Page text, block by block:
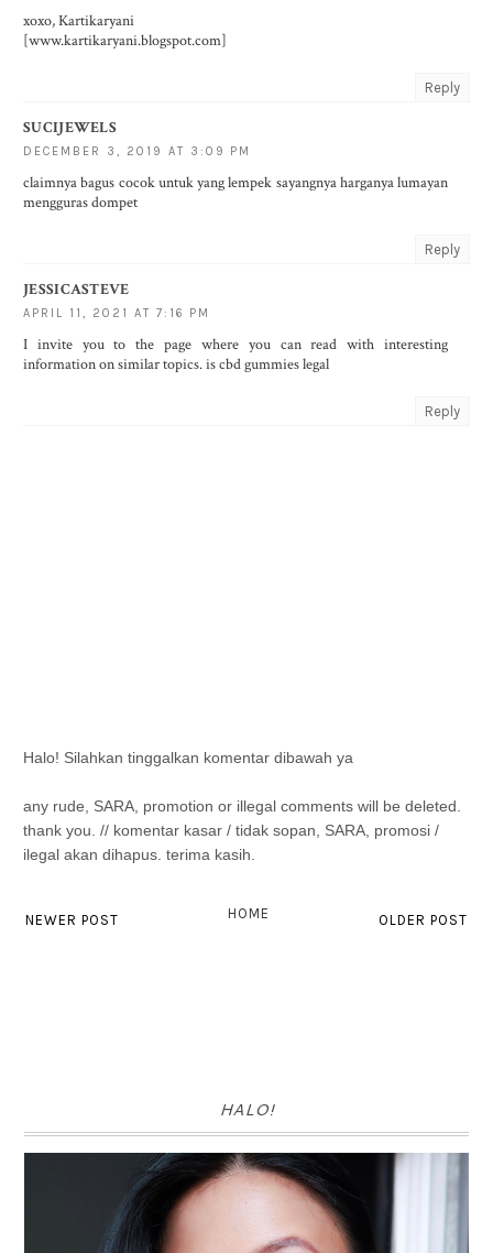
xoxo, Kartikaryani
[www.kartikaryani.blogspot.com]
Reply
SUCIJEWELS
DECEMBER 3, 2019 AT 3:09 PM
claimnya bagus cocok untuk yang lempek sayangnya harganya lumayan
mengguras dompet
Reply
JESSICASTEVE
APRIL 11, 2021 AT 7:16 PM
I invite you to the page where you can read with interesting
information on similar topics.is cbd gummies legal
Reply
Halo! Silahkan tinggalkan komentar dibawah ya
any rude, SARA, promotion or illegal comments will be deleted.
thank you. // komentar kasar / tidak sopan, SARA, promosi /
ilegal akan dihapus. terima kasih.
NEWER POST OLDER POST
HOME
HALO!